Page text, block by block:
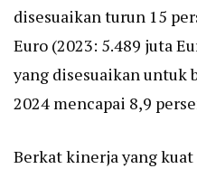
disesuaikan turun 15
Euro (2023: 5.489 juta
yang disesuaikan untuk
2024 mencapai 8,9
Berkat kinerja yang